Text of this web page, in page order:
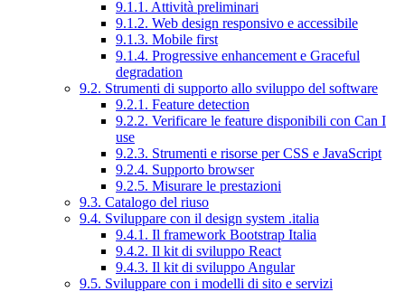
9.1.1. Attività preliminari
9.1.2. Web design responsivo e accessibile
9.1.3. Mobile first
9.1.4. Progressive enhancement e Graceful
degradation
9.2. Strumenti di supporto allo sviluppo del software
9.2.1. Feature detection
9.2.2. Verificare le feature disponibili con Can I
use
9.2.3. Strumenti e risorse per CSS e JavaScript
9.2.4. Supporto browser
9.2.5. Misurare le prestazioni
9.3. Catalogo del riuso
9.4. Sviluppare con il design system .italia
9.4.1. Il framework Bootstrap Italia
9.4.2. Il kit di sviluppo React
9.4.3. Il kit di sviluppo Angular
9.5. Sviluppare con i modelli di sito e servizi